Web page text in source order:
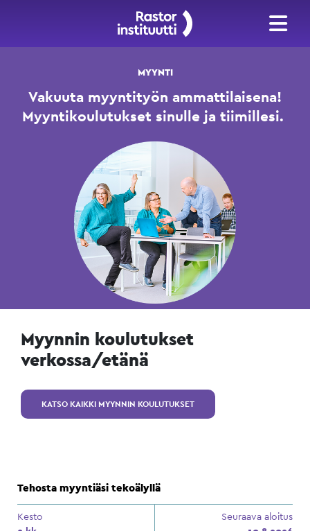
MYYNTI
Vakuuta myyntityön ammattilaisena!
Myyntikoulutukset sinulle ja tiimillesi.
Myynnin koulutukset
verkossa/etänä
KATSO KAIKKI MYYNNIN KOULUTUKSET
Tehosta myyntiäsi tekoälyllä
Kesto
Seuraava aloitus